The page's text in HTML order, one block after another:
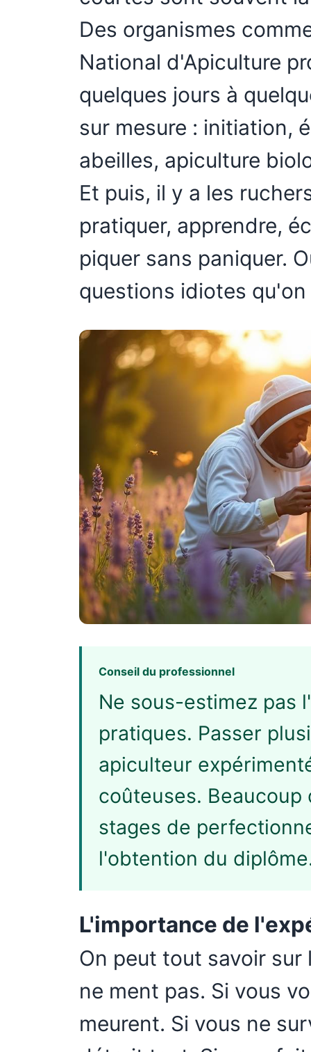
Des organismes
National d'Apiculture
quelques jours à
sur mesure : initiation,
abeilles, apiculture
Et puis, il y a les
pratiquer, apprendre,
piquer sans paniquer.
questions idiotes
Conseil du professionnel
Ne sous-estimez pas
pratiques. Passer
apiculteur
coûteuses.
stages de
l'obtention du
L'importance de
On peut tout savoir sur
ne ment pas. Si vous
meurent. Si vous ne